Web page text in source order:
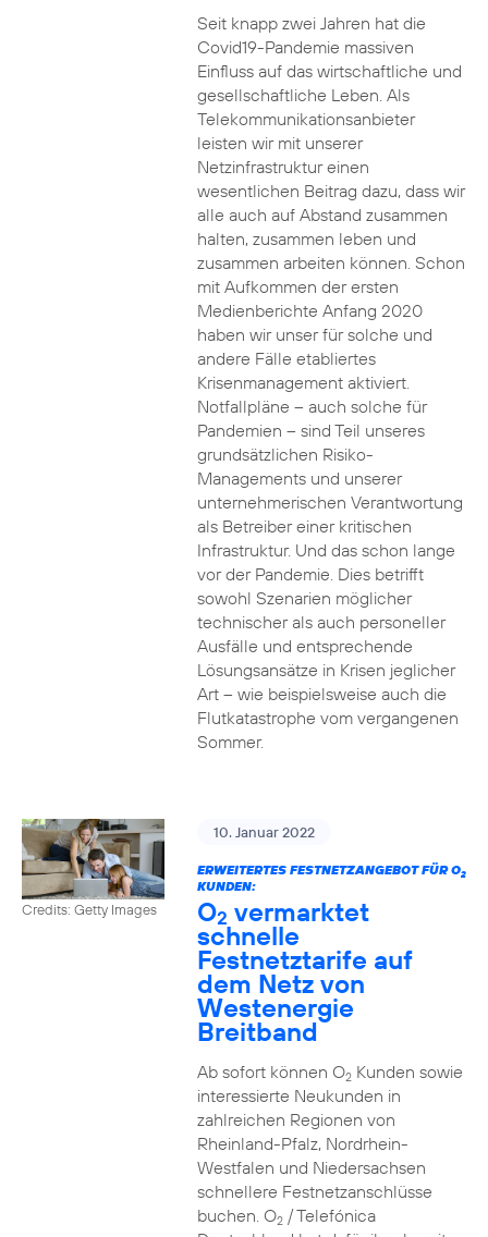
Seit knapp zwei Jahren hat die
Covid19-Pandemie massiven
Einfluss auf das wirtschaftliche und
gesellschaftliche Leben. Als
Telekommunikationsanbieter
leisten wir mit unserer
Netzinfrastruktur einen
wesentlichen Beitrag dazu, dass wir
alle auch auf Abstand zusammen
halten, zusammen leben und
zusammen arbeiten können. Schon
mit Aufkommen der ersten
Medienberichte Anfang 2020
haben wir unser für solche und
andere Fälle etabliertes
Krisenmanagement aktiviert.
Notfallpläne – auch solche für
Pandemien – sind Teil unseres
grundsätzlichen Risiko-
Managements und unserer
unternehmerischen Verantwortung
als Betreiber einer kritischen
Infrastruktur. Und das schon lange
vor der Pandemie. Dies betrifft
sowohl Szenarien möglicher
technischer als auch personeller
Ausfälle und entsprechende
Lösungsansätze in Krisen jeglicher
Art – wie beispielsweise auch die
Flutkatastrophe vom vergangenen
Sommer.
Credits: Getty Images
10. Januar 2022
ERWEITERTES FESTNETZANGEBOT FÜR O2
KUNDEN:
O2 vermarktet
schnelle
Festnetztarife auf
dem Netz von
Westenergie
Breitband
Ab sofort können O2Kunden sowie
interessierte Neukunden in
zahlreichen Regionen von
Rheinland-Pfalz, Nordrhein-
Westfalen und Niedersachsen
schnellere Festnetzanschlüsse
buchen. O2/ Telefónica